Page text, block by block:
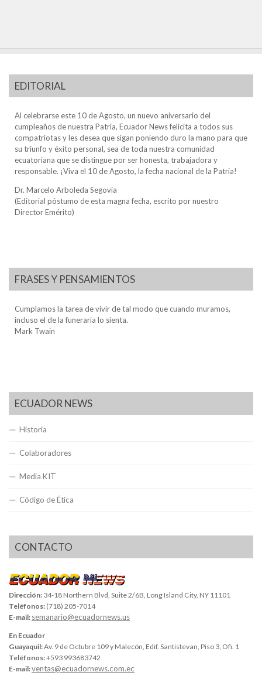
EDITORIAL
Al celebrarse este 10 de Agosto, un nuevo aniversario del
cumpleaños de nuestra Patria, Ecuador News felicita a todos sus
compatriotas y les desea que sigan poniendo duro la mano para que
su triunfo y éxito personal, sea de toda nuestra comunidad
ecuatoriana que se distingue por ser honesta, trabajadora y
responsable. ¡Viva el 10 de Agosto, la fecha nacional de la Patria!
Dr. Marcelo Arboleda Segovia
(Editorial póstumo de esta magna fecha, escrito por nuestro
Director Emérito)
FRASES Y PENSAMIENTOS
Cumplamos la tarea de vivir de tal modo que cuando muramos,
incluso el de la funeraria lo sienta.
Mark Twain
ECUADOR NEWS
Historia
Colaboradores
Media KIT
Código de Ética
CONTACTO
Dirección: 34-18 Northern Blvd, Suite 2/6B, Long Island City, NY 11101
Teléfonos: (718) 205-7014
E-mail: semanario@ecuadornews.us
En Ecuador
Guayaquil:Av. 9 de Octubre 109 y Malecón, Edif. Santistevan, Piso 3, Ofi. 1
Teléfonos:+593 993683742
E-mail:ventas@ecuadornews.com.ec